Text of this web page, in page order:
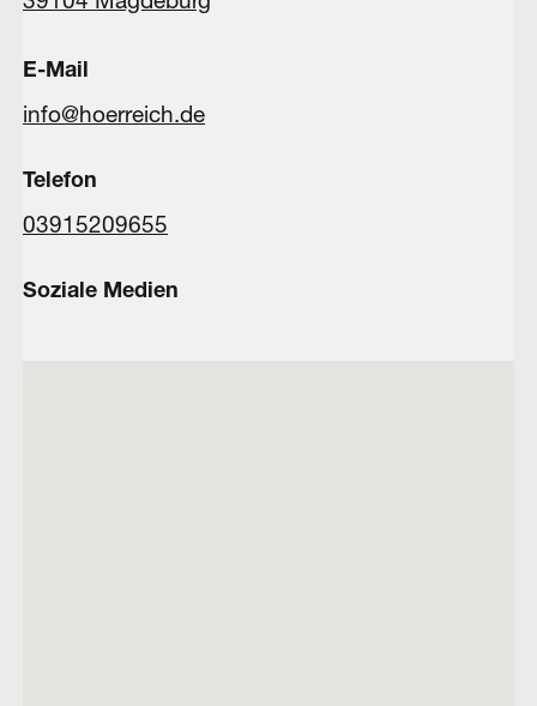
E-Mail
info@hoerreich.de
Telefon
03915209655
Soziale Medien